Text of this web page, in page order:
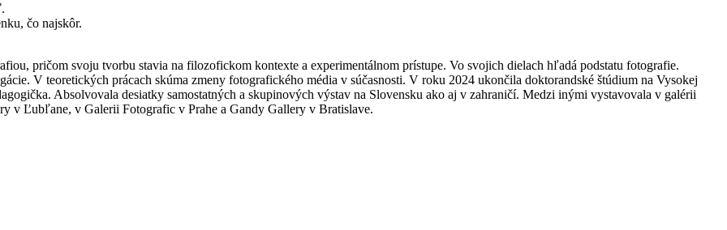
čo najskôr.
pričom svoju tvorbu stavia na filozofickom kontexte a experimentálnom prístupe. Vo svojich dielach hľadá podstatu fotografie.
V teoretických prácach skúma zmeny fotografického média v súčasnosti. V roku 2024 ukončila doktorandské štúdium na Vysokej
Absolvovala desiatky samostatných a skupinových výstav na Slovensku ako aj v zahraničí. Medzi inými vystavovala v galérii
v Ľubľane, v Galerii Fotografic v Prahe a Gandy Gallery v Bratislave.